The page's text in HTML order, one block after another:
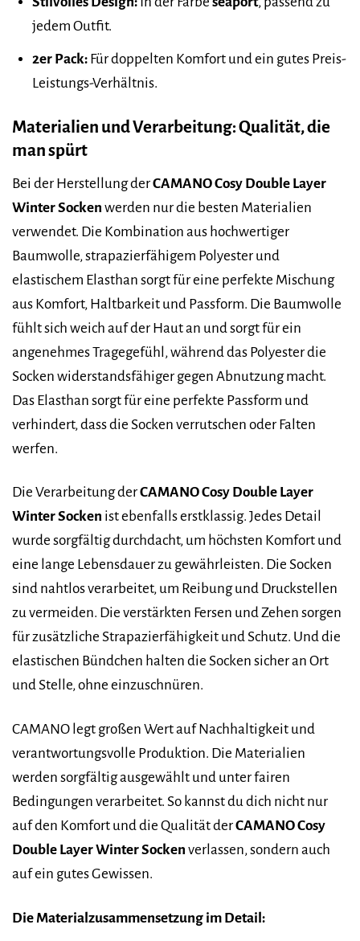
jedem Outfit.
2er Pack:Für doppelten Komfort und ein gutes Preis-
Leistungs-Verhältnis.
Materialien und Verarbeitung: Qualität, die
man spürt
Bei der Herstellung derCAMANO Cosy Double Layer
Winter Socken werden nur die besten Materialien
verwendet. Die Kombination aus hochwertiger
Baumwolle, strapazierfähigem Polyester und
elastischem Elasthan sorgt für eine perfekte Mischung
aus Komfort, Haltbarkeit und Passform. Die Baumwolle
fühlt sich weich auf der Haut an und sorgt für ein
angenehmes Tragegefühl, während das Polyester die
Socken widerstandsfähiger gegen Abnutzung macht.
Das Elasthan sorgt für eine perfekte Passform und
verhindert, dass die Socken verrutschen oder Falten
werfen.
Die Verarbeitung derCAMANO Cosy Double Layer
Winter Socken ist ebenfalls erstklassig. Jedes Detail
wurde sorgfältig durchdacht, um höchsten Komfort und
eine lange Lebensdauer zu gewährleisten. Die Socken
sind nahtlos verarbeitet, um Reibung und Druckstellen
zu vermeiden. Die verstärkten Fersen und Zehen sorgen
für zusätzliche Strapazierfähigkeit und Schutz. Und die
elastischen Bündchen halten die Socken sicher an Ort
und Stelle, ohne einzuschnüren.
CAMANO legt großen Wert auf Nachhaltigkeit und
verantwortungsvolle Produktion. Die Materialien
werden sorgfältig ausgewählt und unter fairen
Bedingungen verarbeitet. So kannst du dich nicht nur
auf den Komfort und die Qualität derCAMANO Cosy
Double Layer Winter Socken verlassen, sondern auch
auf ein gutes Gewissen.
Die Materialzusammensetzung im Detail: